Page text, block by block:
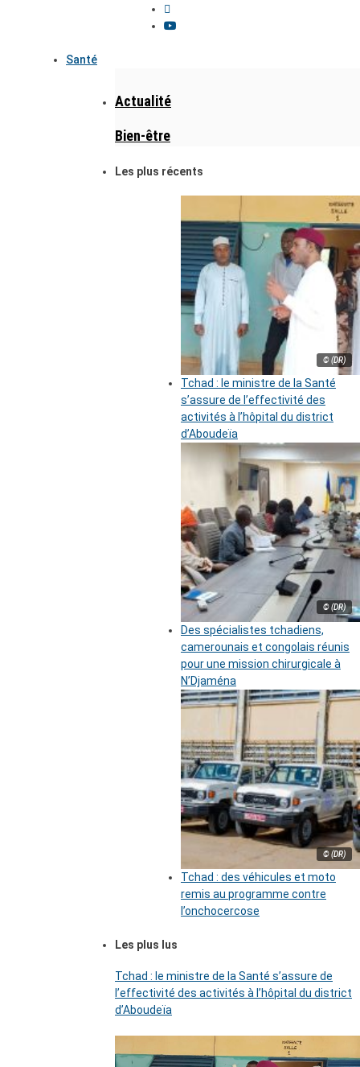
Santé
Actualité
Bien-être
Les plus récents
© (DR)
Tchad : le ministre de la Santé
s’assure de l’effectivité des
activités à l’hôpital du district
d’Aboudeïa
© (DR)
Des spécialistes tchadiens,
camerounais et congolais réunis
pour une mission chirurgicale à
N’Djaména
© (DR)
Tchad : des véhicules et moto
remis au programme contre
l’onchocercose
Les plus lus
Tchad : le ministre de la Santé s’assure de
l’effectivité des activités à l’hôpital du district
d’Aboudeïa